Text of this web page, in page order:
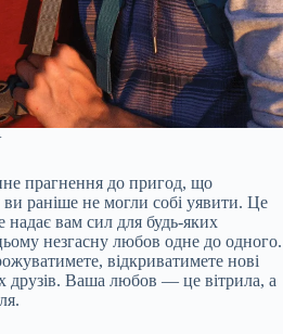
прагнення до пригод, що
ви раніше не могли собі уявити. Це
надає вам сил для будь-яких
незгасну любов одне до одного.
відкриватимете нові
друзів. Ваша любов — це вітрила, а